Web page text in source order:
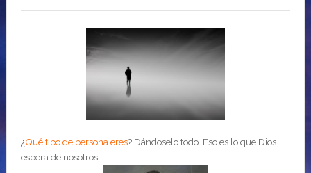
¿Qué tipo de persona eres? Dándoselo todo. Eso es lo que Dios
espera de nosotros.